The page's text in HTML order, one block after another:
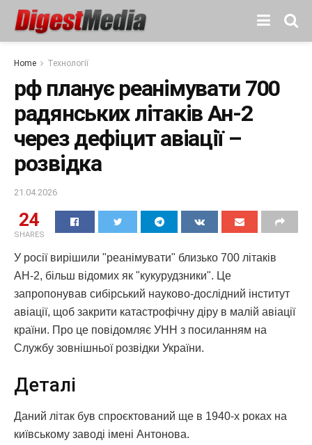
Home Технології
рф планує реанімувати 700
радянських літаків Ан-2
через дефіцит авіації –
розвідка
21.04.2026
24
SHARES
У росії вирішили "реанімувати" близько 700 літаків
АН-2, більш відомих як "кукурудзники". Це
запропонував сибірський науково-дослідний інститут
авіації, щоб закрити катастрофічну діру в малій авіації
країни. Про це повідомляє УНН з посиланням на
Службу зовнішньої розвідки України.
Деталі
Даний літак був спроєктований ще в 1940-х роках на
київському заводі імені Антонова.